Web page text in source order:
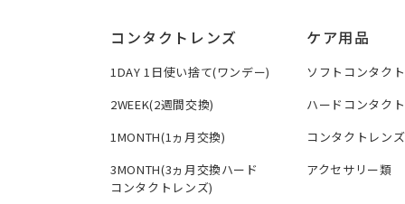
コンタクトレンズ
1DAY 1日使い捨て(ワンデー)
2WEEK(2週間交換)
1MONTH(1ヵ月交換)
3MONTH(3ヵ月交換ハード
コンタクトレンズ)
ケア用品
ソフトコンタク
ハードコンタク
コンタクトレン
アクセサリー類